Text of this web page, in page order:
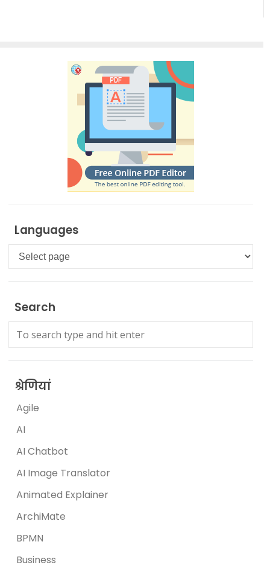
Languages
Languages
Search
श्रेणियां
Agile
AI
AI Chatbot
AI Image Translator
Animated Explainer
ArchiMate
BPMN
Business